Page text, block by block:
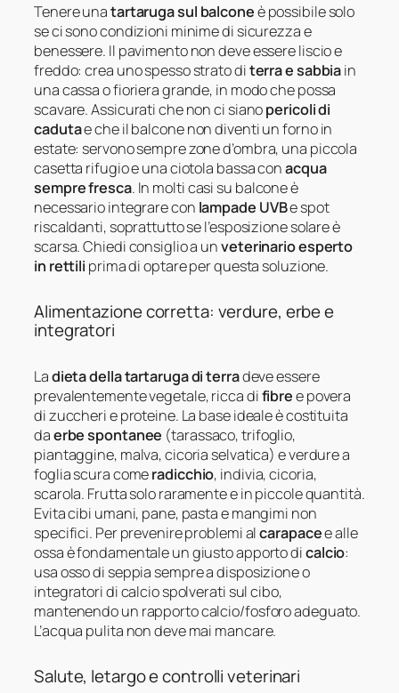
Tenere unatartaruga sul balconeè possibile solo
se ci sono condizioni minime di sicurezza e
benessere. Il pavimento non deve essere liscio e
freddo: crea uno spesso strato diterra e sabbiain
una cassa o fioriera grande, in modo che possa
scavare. Assicurati che non ci sianopericoli di
cadutae che il balcone non diventi un forno in
estate: servono sempre zone d’ombra, una piccola
casetta rifugio e una ciotola bassa conacqua
sempre fresca. In molti casi su balcone è
necessario integrare con lampade UVBe spot
riscaldanti, soprattutto se l’esposizione solare è
scarsa. Chiedi consiglio a unveterinario esperto
in rettili prima di optare per questa soluzione.
Alimentazione corretta: verdure, erbe e
integratori
Ladieta della tartaruga di terradeve essere
prevalentemente vegetale, ricca difibree povera
di zuccheri e proteine. La base ideale è costituita
daerbe spontanee (tarassaco, trifoglio,
piantaggine, malva, cicoria selvatica) e verdure a
foglia scura comeradicchio, indivia, cicoria,
scarola. Frutta solo raramente e in piccole quantità.
Evita cibi umani, pane, pasta e mangimi non
specifici. Per prevenire problemi alcarapacee alle
ossa è fondamentale un giusto apporto dicalcio:
usa osso di seppia sempre a disposizione o
integratori di calcio spolverati sul cibo,
mantenendo un rapporto calcio/fosforo adeguato.
L’acqua pulita non deve mai mancare.
Salute, letargo e controlli veterinari